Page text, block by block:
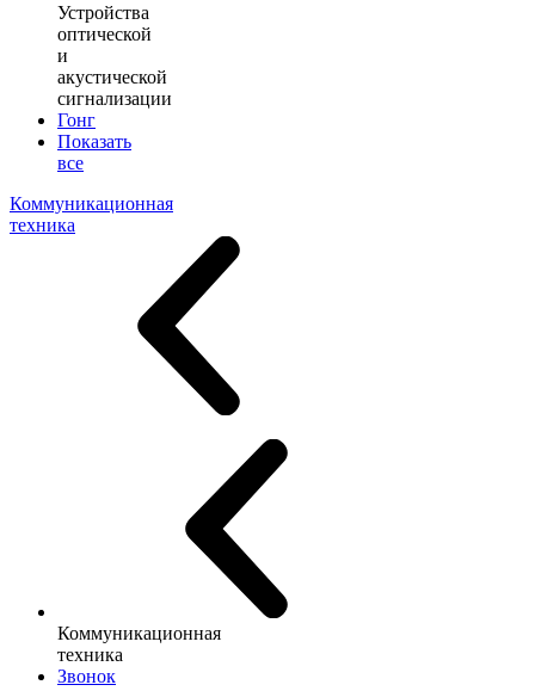
Устройства
оптической
и
акустической
сигнализации
Гонг
Показать
все
Коммуникационная
техника
Коммуникационная
техника
Звонок